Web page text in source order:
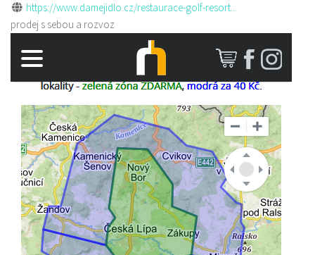
https://www.damejidlo.cz/restaurace-golf-resort...
prodej s sebou a rozvoz